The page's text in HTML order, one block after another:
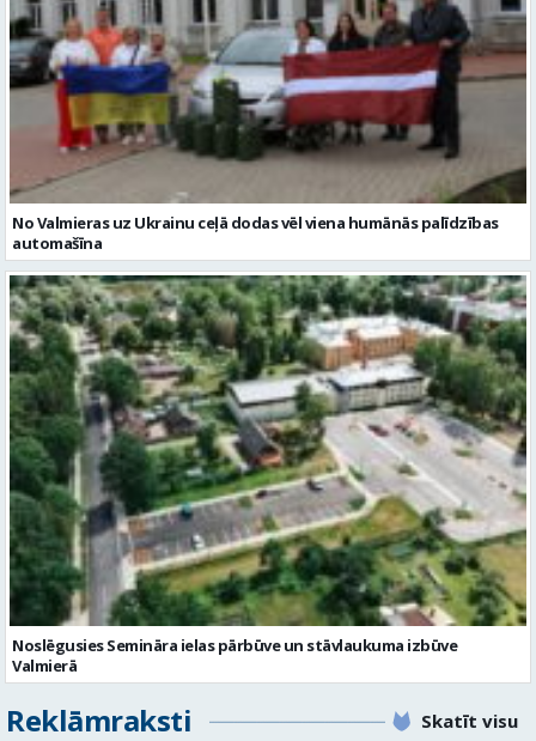
No Valmieras uz Ukrainu ceļā dodas vēl viena humānās palīdzības
automašīna